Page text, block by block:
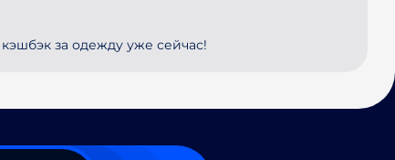
за одежду уже сейчас!